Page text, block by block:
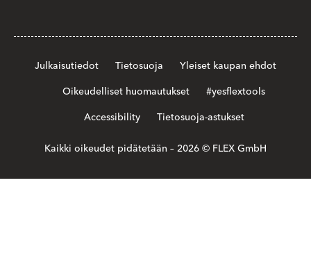
Julkaisutiedot Tietosuoja
Yleiset kaupan ehdot
Oikeudelliset huomautukset
#yesflextools
Accessibility
Tietosuoja-astukset
Kaikki oikeudet pidätetään – 2026 © FLEX GmbH